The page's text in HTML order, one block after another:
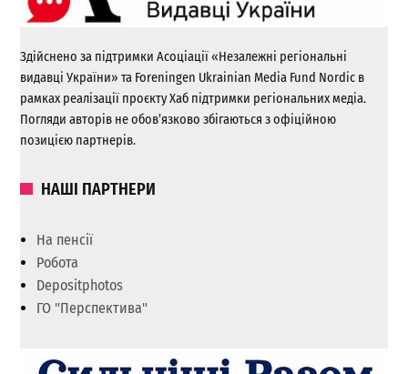
Здійснено за підтримки Асоціації «Незалежні регіональні
видавці України» та Foreningen Ukrainian Media Fund Nordic в
рамках реалізації проєкту Хаб підтримки регіональних медіа.
Погляди авторів не обов’язково збігаються з офіційною
позицією партнерів.
НАШІ ПАРТНЕРИ
На пенсії
Робота
Depositphotos
ГО "Перспектива"